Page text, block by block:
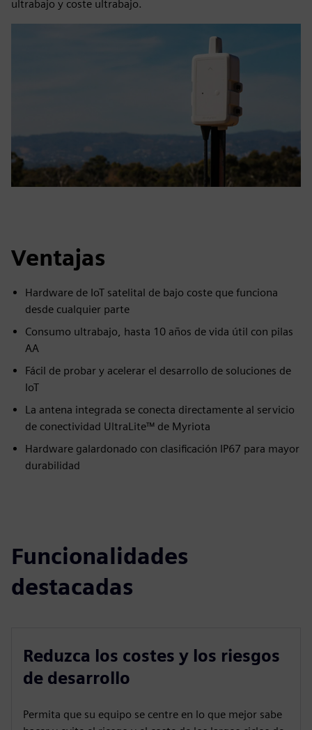
ultrabajo y coste ultrabajo.
Ventajas
Hardware de IoT satelital de bajo coste que funciona
desde cualquier parte
Consumo ultrabajo, hasta 10 años de vida útil con pilas
AA
Fácil de probar y acelerar el desarrollo de soluciones de
IoT
La antena integrada se conecta directamente al servicio
de conectividad UltraLite™ de Myriota
Hardware galardonado con clasificación IP67 para mayor
durabilidad
Funcionalidades
destacadas
Reduzca los costes y los riesgos
de desarrollo
Permita que su equipo se centre en lo que mejor sabe